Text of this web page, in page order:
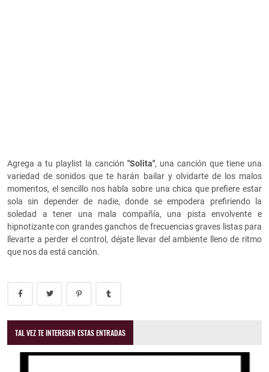
Agrega a tu playlist la canción "Solita", una canción que tiene una
variedad de sonidos que te harán bailar y olvidarte de los malos
momentos, el sencillo nos habla sobre una chica que prefiere estar
sola sin depender de nadie, donde se empodera prefiriendo la
soledad a tener una mala compañía, una pista envolvente e
hipnotizante con grandes ganchos de frecuencias graves listas para
llevarte a perder el control, déjate llevar del ambiente lleno de ritmo
que nos da está canción.
TAL VEZ TE INTERESEN ESTAS ENTRADAS